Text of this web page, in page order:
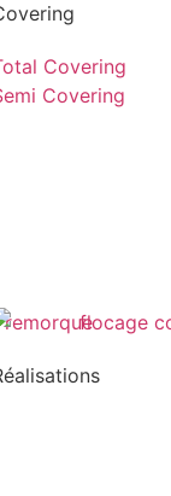
Covering
Covering